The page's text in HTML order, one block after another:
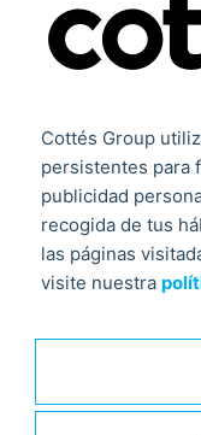
emplear en cada
adecuado, en
sistemas
eléctricos no
combustibles o
químicos que
puedan mantener
espuma
El uso de
Cottés Group
persistentes para
publicidad
recogida de tus
las páginas
visite nuestra